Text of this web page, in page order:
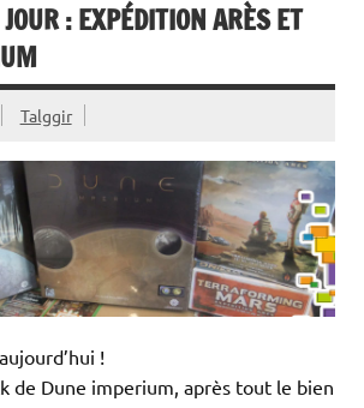
: EXPÉDITION ARÈS ET
Talggir
!
de Dune imperium, après tout le bien